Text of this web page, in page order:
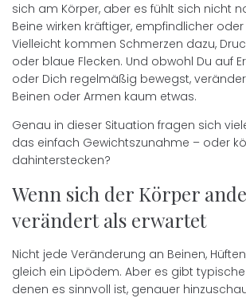
sich am Körper, aber es fühlt sich nicht
Beine wirken kräftiger, empfindlicher
Vielleicht kommen Schmerzen dazu,
oder blaue Flecken. Und obwohl Du auf
oder Dich regelmäßig bewegst,
Beinen oder Armen kaum etwas.
Genau in dieser Situation fragen sich
das einfach Gewichtszunahme – oder
dahinterstecken?
Wenn sich der Körper
verändert als erwartet
Nicht jede Veränderung an Beinen,
gleich ein Lipödem. Aber es gibt
denen es sinnvoll ist, genauer